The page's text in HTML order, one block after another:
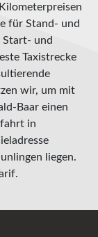
für Stand- und
Start- und
Taxistrecke
wir, um mit
Baar einen
in
liegen.